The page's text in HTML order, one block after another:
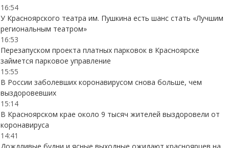
16:54
У Красноярского театра им. Пушкина есть шанс стать «Лучшим
региональным театром»
16:53
Перезапуском проекта платных парковок в Красноярске
займется парковое управление
15:55
В России заболевших коронавирусом снова больше, чем
выздоровевших
15:14
В Красноярском крае около 9 тысяч жителей выздоровели от
коронавируса
14:41